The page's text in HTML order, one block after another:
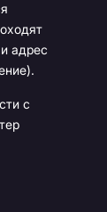
адрес
с